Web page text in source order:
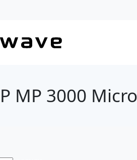
MP 3000